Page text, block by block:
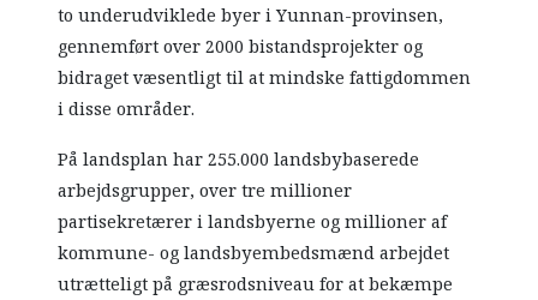
to underudviklede byer i Yunnan-provinsen,
gennemført over 2000 bistandsprojekter og
bidraget væsentligt til at mindske fattigdommen
i disse områder.
På landsplan har 255.000 landsbybaserede
arbejdsgrupper, over tre millioner
partisekretærer i landsbyerne og millioner af
kommune- og landsbyembedsmænd arbejdet
utrætteligt på græsrodsniveau for at bekæmpe